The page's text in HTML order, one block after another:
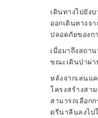
เดินทางไปยัง
ออกเดินทางจ
ปลอดภัยของก
เมื่อมาถึงสถา
ขณะเดินป่าผ่า
หลังจากเล่นแ
โครงสร้างสา
สามารถเลือก
ดรีนาลีนลงไป